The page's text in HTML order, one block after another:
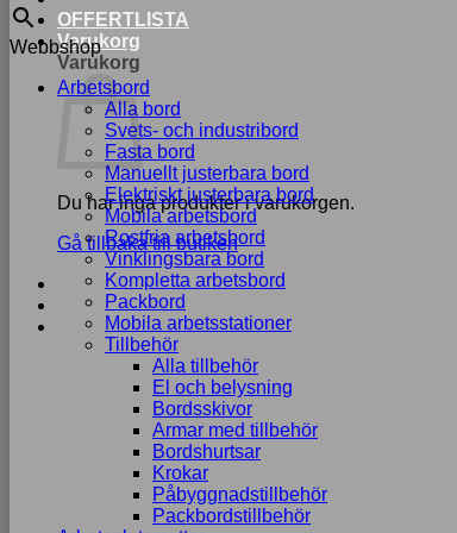
OFFERTLISTA
Varukorg
Varukorg
Du har inga produkter i varukorgen.
Gå tillbaka till butiken
Webbshop
Arbetsbord
Alla bord
Svets- och industribord
Fasta bord
Manuellt justerbara bord
Elektriskt justerbara bord
Mobila arbetsbord
Rostfria arbetsbord
Vinklingsbara bord
Kompletta arbetsbord
Packbord
Mobila arbetsstationer
Tillbehör
Alla tillbehör
El och belysning
Bordsskivor
Armar med tillbehör
Bordshurtsar
Krokar
Påbyggnadstillbehör
Packbordstillbehör